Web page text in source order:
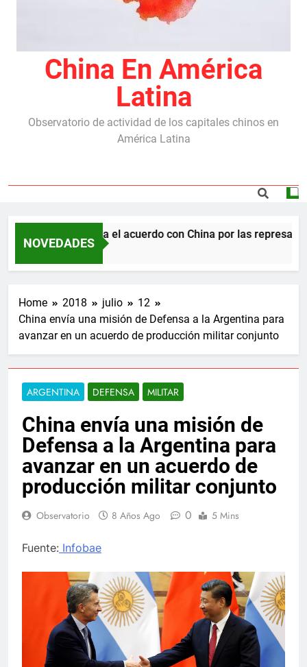
China En América
Latina
Observatorio de actividad de los capitales chinos en
América Latina
NOVEDADES
Milei destraba el acuerdo con China por las represas y
5 Meses Ago
Home 2018 julio
12
China envía una misión de Defensa a la Argentina para
avanzar en un acuerdo de producción militar conjunto
ARGENTINA DEFENSA MILITAR
China envía una misión de
Defensa a la Argentina para
avanzar en un acuerdo de
producción militar conjunto
Observatorio 8 Años Ago 0 5 Mins
Fuente: Infobae